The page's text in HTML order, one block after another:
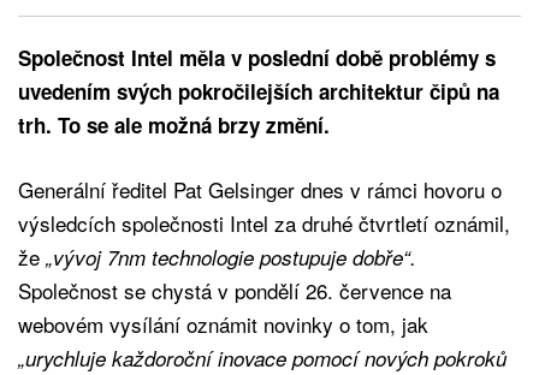
Společnost Intel měla v poslední době problémy s
uvedením svých pokročilejších architektur čipů na
trh. To se ale možná brzy změní.
Generální ředitel Pat Gelsinger dnes v rámci hovoru o
výsledcích společnosti Intel za druhé čtvrtletí oznámil,
že „vývoj 7nm technologie postupuje dobře“.
Společnost se chystá v pondělí 26. července na
webovém vysílání oznámit novinky o tom, jak
„urychluje každoroční inovace pomocí nových pokroků